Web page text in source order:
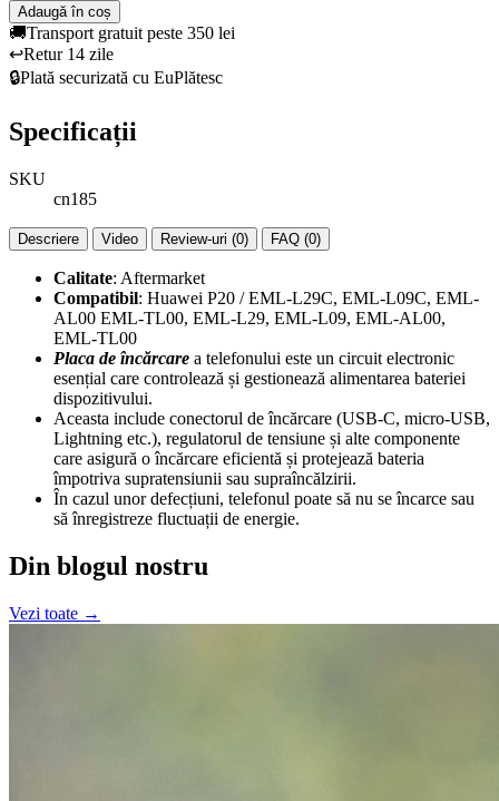
Adaugă în coș
🚚Transport gratuit peste 350 lei
↩️Retur 14 zile
🔒Plată securizată cu EuPlătesc
Specificații
SKU
cn185
Descriere Video Review-uri (0) FAQ (0)
Calitate: Aftermarket
Compatibil: Huawei P20 / EML-L29C, EML-L09C, EML-
AL00 EML-TL00, EML-L29, EML-L09, EML-AL00,
EML-TL00
Placa de încărcare a telefonului este un circuit electronic
esențial care controlează și gestionează alimentarea bateriei
dispozitivului.
Aceasta include conectorul de încărcare (USB-C, micro-USB,
Lightning etc.), regulatorul de tensiune și alte componente
care asigură o încărcare eficientă și protejează bateria
împotriva supratensiunii sau supraîncălzirii.
În cazul unor defecțiuni, telefonul poate să nu se încarce sau
să înregistreze fluctuații de energie.
Din blogul nostru
Vezi toate →